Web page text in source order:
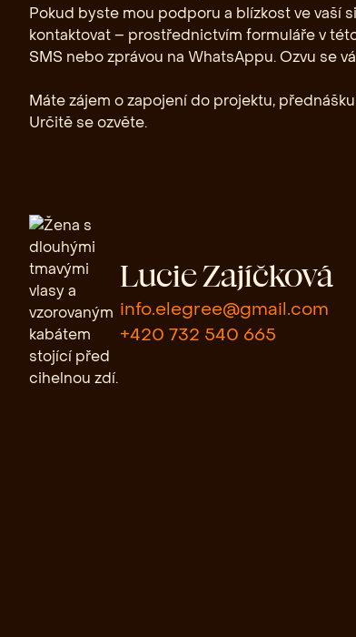
Pokud byste mou podporu a blízkost ve vaší
kontaktovat – prostřednictvím formuláře v
SMS nebo zprávou na WhatsAppu. Ozvu se
Máte zájem o zapojení do projektu,
Určitě se ozvěte.
Lucie Zajíčková
info.elegree@gmail.com
+420 732 540 665